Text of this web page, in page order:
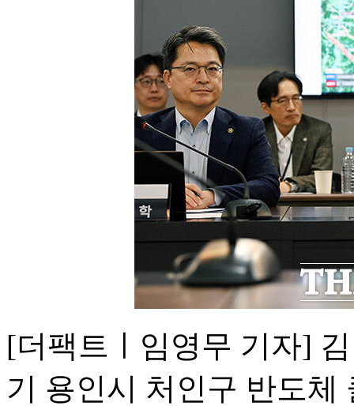
[더팩트ㅣ임영무 기자]
기 용인시 처인구 반도체